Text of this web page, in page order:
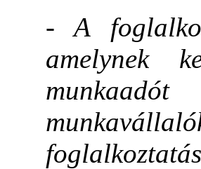
- A
amelynek